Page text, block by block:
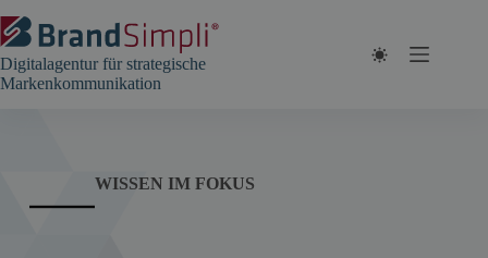
Inhalt
springen
Digitalagentur für strategische
Markenkommunikation
WISSEN IM FOKUS